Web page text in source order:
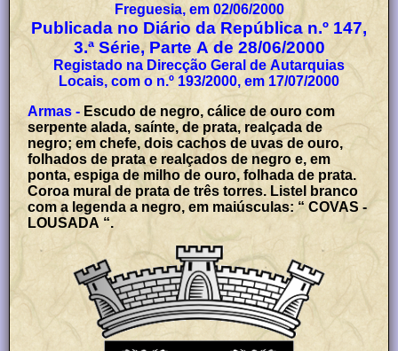
Freguesia, em 02/06/2000
Publicada no Diário da República n.º 147,
3.ª Série, Parte A de 28/06/2000
Registado na Direcção Geral de Autarquias
Locais, com o n.º 193/2000, em 17/07/2000
Armas - Escudo de negro, cálice de ouro com
serpente alada, saínte, de prata, realçada de
negro; em chefe, dois cachos de uvas de ouro,
folhados de prata e realçados de negro e, em
ponta, espiga de milho de ouro, folhada de prata.
Coroa mural de prata de três torres. Listel branco
com a legenda a negro, em maiúsculas: “ COVAS -
LOUSADA “.